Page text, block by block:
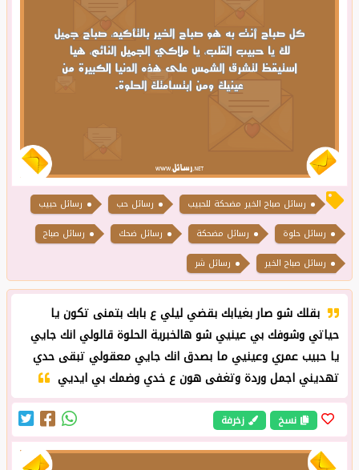
رسائل صباح الخير مضحكة للحبيب رسائل حب
رسائل حبيب
رسائل حلوة
رسائل مضحكة رسائل ضحك
رسائل صباح
رسائل صباح الخير
رسائل شر
بقلك شو صار بغيابك بقضي ليلي ع بابك بتمنى تكون يا
حياتي وشوفك بي عينيي شو هالخبرية الحلوة قالولي انك جايي
يا حبيب عمري وعينيي ما بصدق انك جايي معقولي تبقى حدي
تهديني اجمل وردة وتغفى هون ع خدي وضمك بي ايديي
نسخ زخرفة